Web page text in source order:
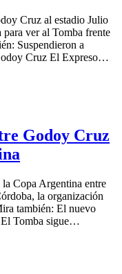
Cruz al estadio Julio
ver al Tomba frente
Suspendieron a
Cruz El Expreso…
Godoy Cruz
Copa Argentina entre
la organización
también: El nuevo
El Tomba sigue…